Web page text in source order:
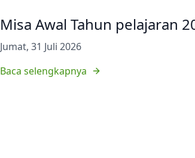
Misa Awal Tahun pelajaran
Jumat, 31 Juli 2026
Baca selengkapnya